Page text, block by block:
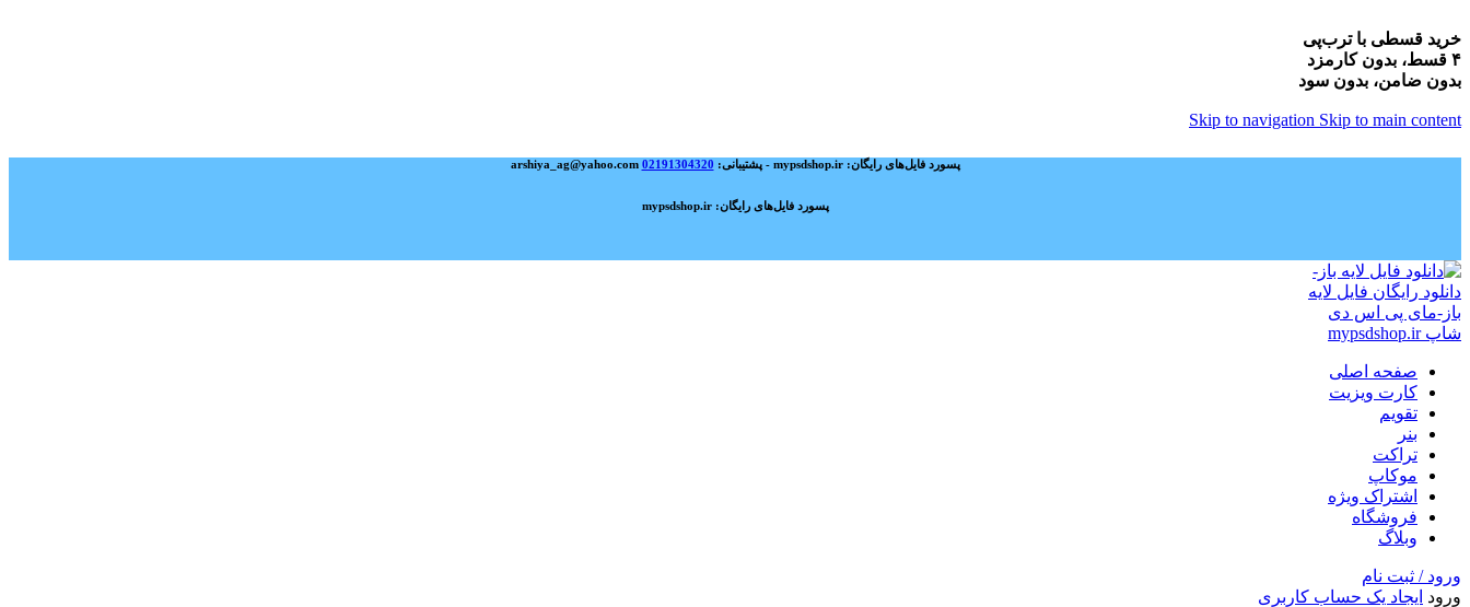
خرید قسطی با ترب‌پی
۴ قسط، بدون کارمزد
بدون ضامن، بدون سود
Skip to navigation Skip to main content
پسورد فایل‌های رایگان: mypsdshop.ir - پشتیبانی: arshiya_ag@yahoo.com 02191304320
پسورد فایل‌های رایگان: mypsdshop.ir
صفحه اصلی
کارت ویزیت
تقویم
بنر
تراکت
موکاپ
اشتراک ویژه
فروشگاه
وبلاگ
ورود / ثبت نام
ورود ایجاد یک حساب کاربری